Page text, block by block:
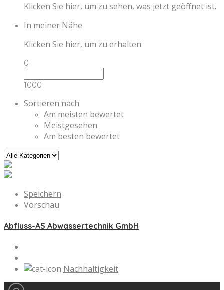
Klicken Sie hier, um zu sehen, was jetzt geöffnet ist.
In meiner Nähe
Klicken Sie hier, um zu erhalten
0
1000
Sortieren nach
Am meisten bewertet
Meistgesehen
Am besten bewertet
Speichern
Vorschau
Abfluss-AS Abwassertechnik GmbH
Nachhaltigkeit